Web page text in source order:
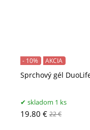
Sprchový gél
- 10% AKCIA
skladom 1 ks
19.80 € 22 €